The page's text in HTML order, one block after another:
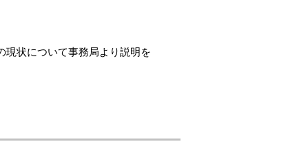
状について事務局より説明を